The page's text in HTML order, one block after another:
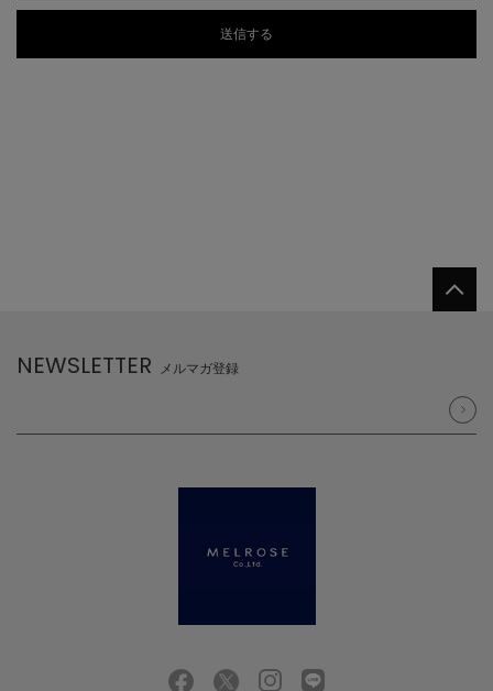
NEWSLETTER メルマガ登録